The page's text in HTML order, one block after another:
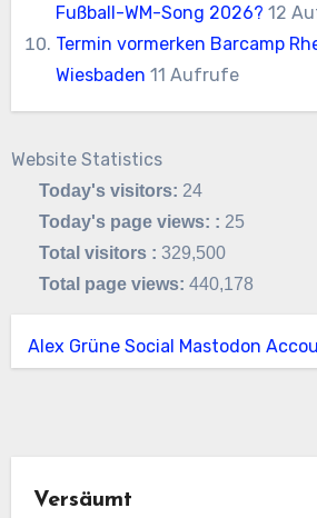
Fußball-WM-Song 2026? 12
Termin vormerken Barcamp
Wiesbaden 11 Aufrufe
Website Statistics
Today's visitors: 24
Today's page views: : 25
Total visitors :329,500
Total page views:440,178
Alex Grüne Social Mastodon
Versäumt